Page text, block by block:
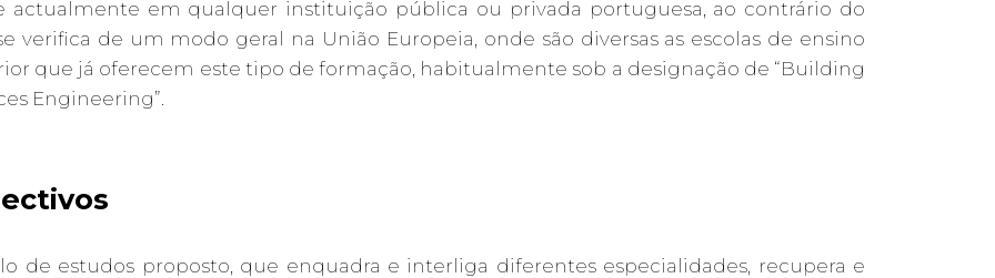
actualmente em qualquer instituição pública ou privada portuguesa, ao contrário do
verifica de um modo geral na União Europeia, onde são diversas as escolas de ensino
que já oferecem este tipo de formação, habitualmente sob a designação de “Building
Engineering”.
de estudos proposto, que enquadra e interliga diferentes especialidades, recupera e